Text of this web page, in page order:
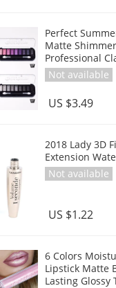
Perfect
Matte
Professional
Not available
US $3.49
2018 Lady 3D
Extension
Not available
US $1.22
6 Colors
Lipstick Matte
Lasting Glossy